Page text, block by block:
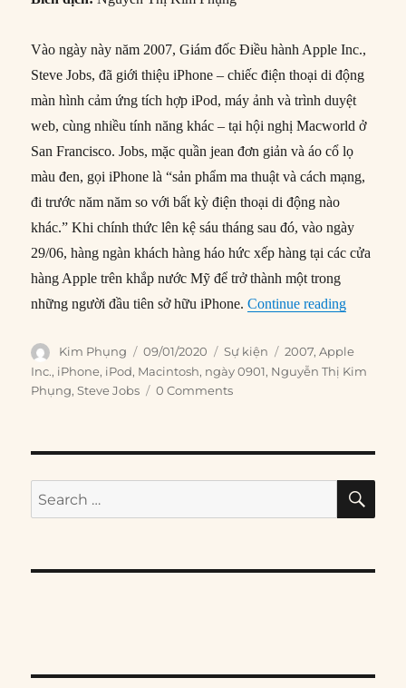
Vào ngày này năm 2007, Giám đốc Điều hành Apple Inc.,
Steve Jobs, đã giới thiệu iPhone – chiếc điện thoại di động
màn hình cảm ứng tích hợp iPod, máy ảnh và trình duyệt
web, cùng nhiều tính năng khác – tại hội nghị Macworld ở
San Francisco. Jobs, mặc quần jean đơn giản và áo cổ lọ
màu đen, gọi iPhone là “sản phẩm ma thuật và cách mạng,
đi trước năm năm so với bất kỳ điện thoại di động nào
khác.” Khi chính thức lên kệ sáu tháng sau đó, vào ngày
29/06, hàng ngàn khách hàng háo hức xếp hàng tại các cửa
hàng Apple trên khắp nước Mỹ để trở thành một trong
những người đầu tiên sở hữu iPhone.Continue reading“09/01/
Author
Kim Phụng
Posted
on
09/01/2020 Categories
Sự kiện Tags
2007,Apple
Inc., iPhone, iPod, Macintosh, ngày 0901, Nguyễn Thị Kim
Phụng,Steve Jobs 0 Comments
Search
for: